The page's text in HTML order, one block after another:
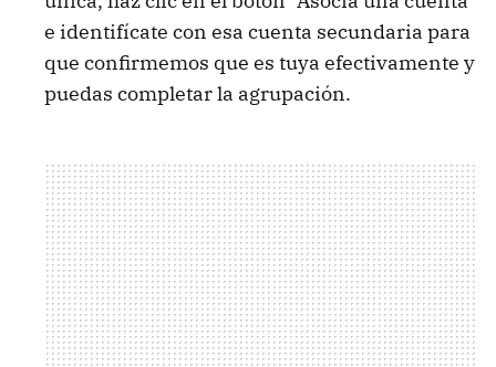
e identifícate con esa cuenta secundaria para
que confirmemos que es tuya efectivamente y
puedas completar la agrupación.